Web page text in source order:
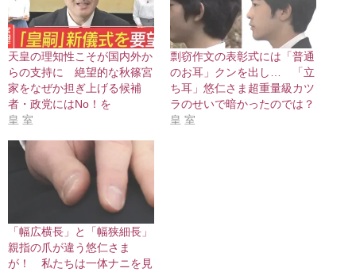
天皇の理知性こそが国内外か
らの支持に 絶望的な秋篠宮
家をなぜか担ぎ上げる候補
者・政党にはNo！を
皇 室
剽窃作文の表彰式には「普通
のお耳」クンを出し… 「立
ち耳」悠仁さま超重量級カツ
ラのせいで暗かったのでは？
皇 室
「幅広横長」と「幅狭細長」
親指の爪が違う悠仁さま
が！ 私たちは一体ナニを見